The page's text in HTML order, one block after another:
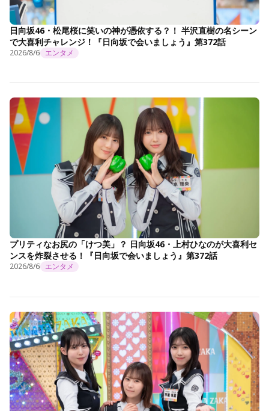
日向坂46・松尾桜に笑いの神が憑依する？！ 半沢直樹の名シーン
で大喜利チャレンジ！『日向坂で会いましょう』第372話
2026/8/6 エンタメ
プリティなお尻の「けつ美」？ 日向坂46・上村ひなのが大喜利セ
ンスを炸裂させる！『日向坂で会いましょう』第372話
2026/8/6 エンタメ